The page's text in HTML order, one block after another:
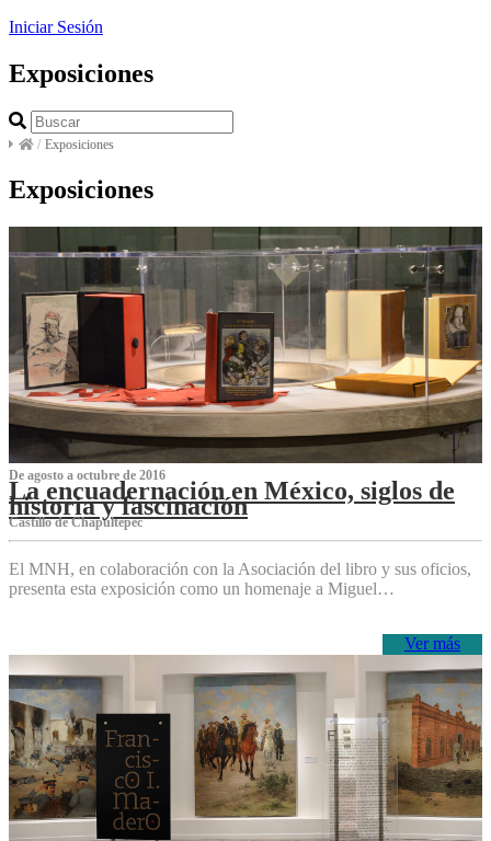
Iniciar Sesión
Exposiciones
/ Exposiciones
Exposiciones
De agosto a octubre de 2016
La encuadernación en México, siglos de
historia y fascinación
Castillo de Chapultepec
El MNH, en colaboración con la Asociación del libro y sus oficios,
presenta esta exposición como un homenaje a Miguel…
Ver más